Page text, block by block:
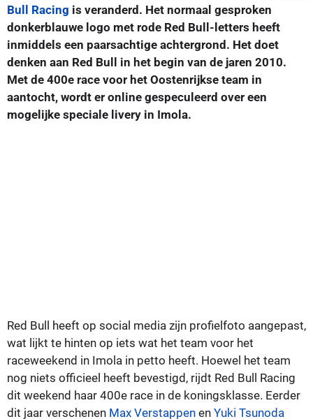
Bull Racing is veranderd. Het normaal gesproken
donkerblauwe logo met rode Red Bull-letters heeft
inmiddels een paarsachtige achtergrond. Het doet
denken aan Red Bull in het begin van de jaren 2010.
Met de 400e race voor het Oostenrijkse team in
aantocht, wordt er online gespeculeerd over een
mogelijke speciale livery in Imola.
Red Bull heeft op social media zijn profielfoto aangepast,
wat lijkt te hinten op iets wat het team voor het
raceweekend in Imola in petto heeft. Hoewel het team
nog niets officieel heeft bevestigd, rijdt Red Bull Racing
dit weekend haar 400e race in de koningsklasse. Eerder
dit jaar verschenen Max Verstappen en Yuki Tsunoda